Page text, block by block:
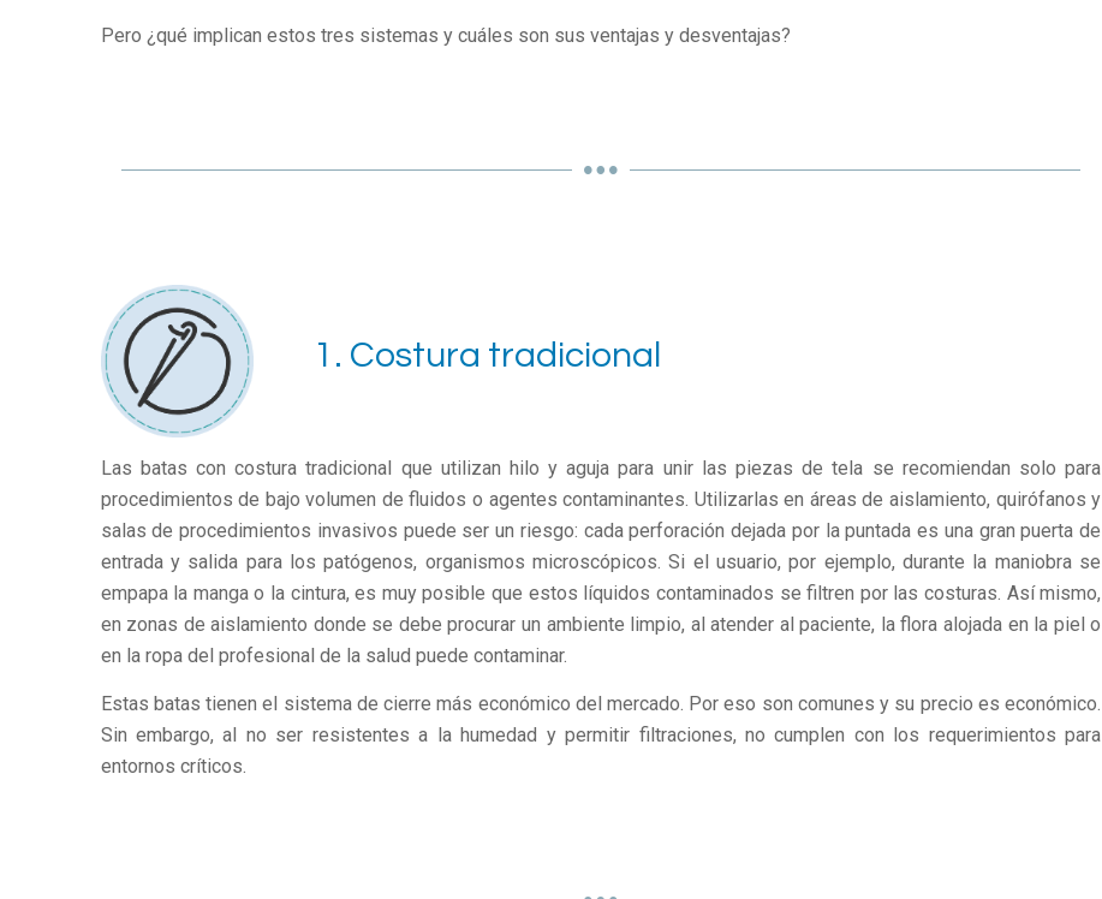
Pero ¿qué implican estos tres sistemas y cuáles son sus ventajas y desventajas?
1. Costura tradicional
Las batas con costura tradicional que utilizan hilo y aguja para unir las piezas de tela se recomiendan solo para
procedimientos de bajo volumen de fluidos o agentes contaminantes. Utilizarlas en áreas de aislamiento, quirófanos y
salas de procedimientos invasivos puede ser un riesgo: cada perforación dejada por la puntada es una gran puerta de
entrada y salida para los patógenos, organismos microscópicos. Si el usuario, por ejemplo, durante la maniobra se
empapa la manga o la cintura, es muy posible que estos líquidos contaminados se filtren por las costuras. Así mismo,
en zonas de aislamiento donde se debe procurar un ambiente limpio, al atender al paciente, la flora alojada en la piel o
en la ropa del profesional de la salud puede contaminar.
Estas batas tienen el sistema de cierre más económico del mercado. Por eso son comunes y su precio es económico.
Sin embargo, al no ser resistentes a la humedad y permitir filtraciones, no cumplen con los requerimientos para
entornos críticos.